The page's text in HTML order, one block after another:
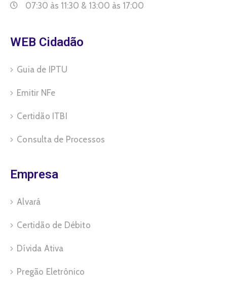
07:30 às 11:30 & 13:00 às 17:00
WEB Cidadão
Guia de IPTU
Emitir NFe
Certidão ITBI
Consulta de Processos
Empresa
Alvará
Certidão de Débito
Dívida Ativa
Pregão Eletrônico